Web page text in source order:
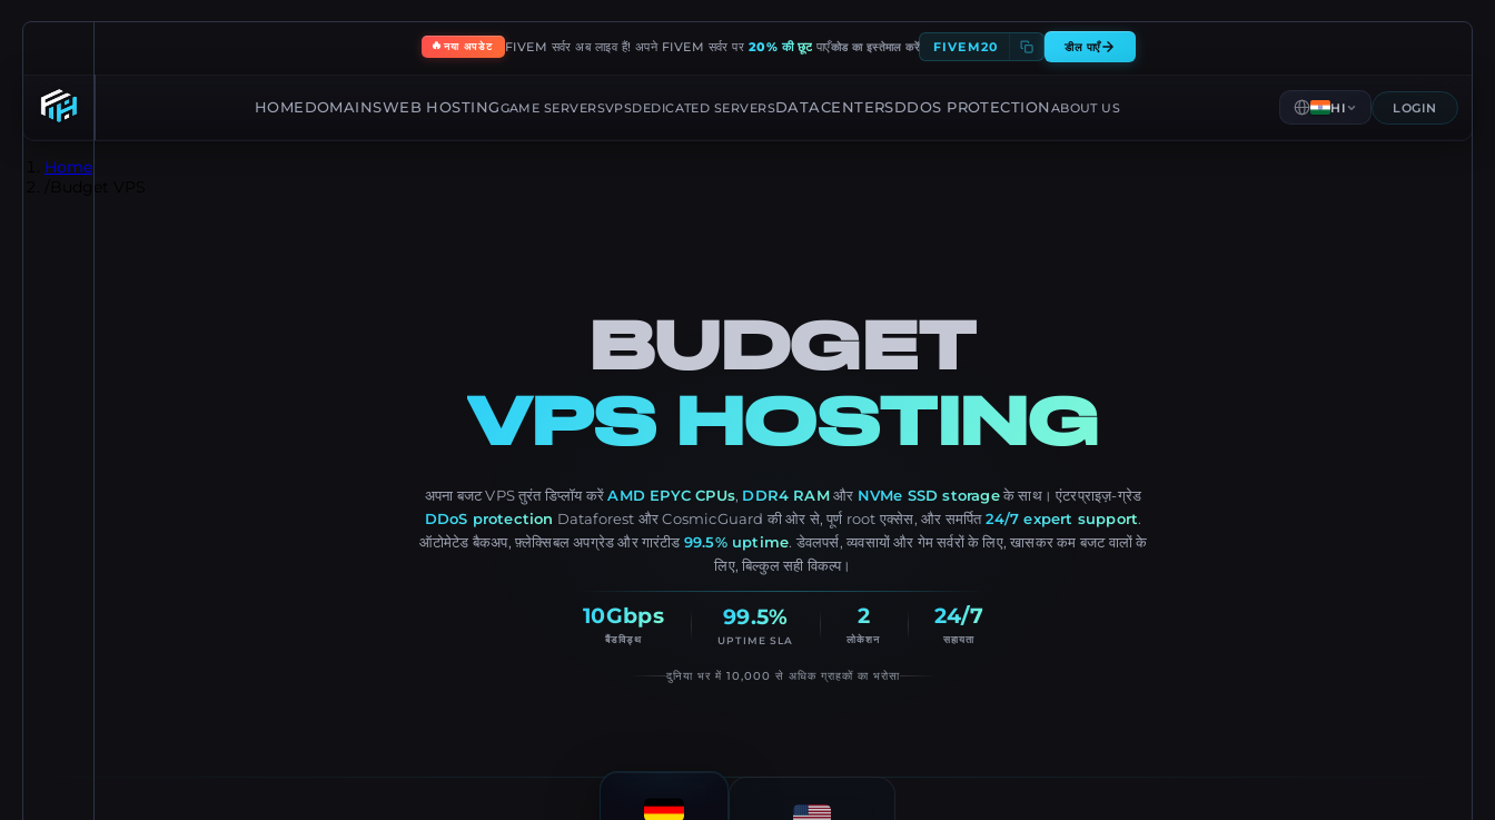
🔥नया अपडेट FIVEM सर्वर अब लाइव हैं! अपने FIVEM सर्वर पर 20% की छूट पाएँकोड का इस्तेमाल करें FIVEM20 डील पाएँ
HOME DOMAINSWEB HOSTINGGAME SERVERSVPSDEDICATED SERVERSDATACENTERSDDOS PROTECTIONABOUT US HI LOGIN
Home
BUDGET
VPS HOSTING
अपना बजट VPS तुरंत डिप्लॉय करेंAMD EPYC CPUs, DDR4 RAMऔर NVMe SSD storageके साथ। एंटरप्राइज़-ग्रेड
DDoS protection Dataforest और CosmicGuard की ओर से, पूर्ण root एक्सेस, और समर्पित 24/7 expert support.
ऑटोमेटेड बैकअप, फ़्लेक्सिबल अपग्रेड और गारंटीड 99.5% uptime. डेवलपर्स, व्यवसायों और गेम सर्वरों के लिए, खासकर कम बजट वालों के
लिए, बिल्कुल सही विकल्प।
10Gbps
बैंडविड्थ
99.5%
UPTIME SLA
2
लोकेशन
24/7
सहायता
दुनिया भर में 10,000 से अधिक ग्राहकों का भरोसा